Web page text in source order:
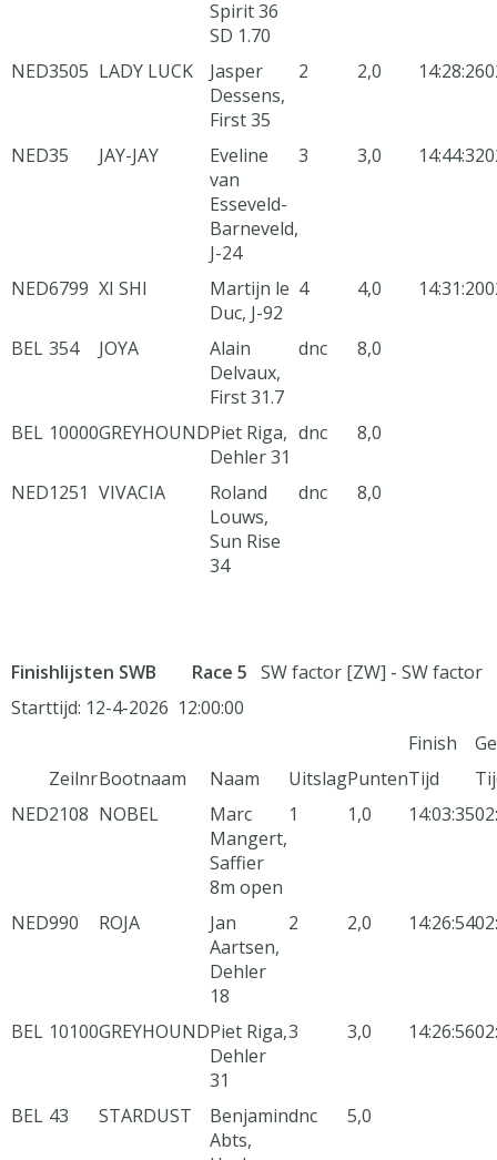
Spirit 36
SD 1.70
NED3505 LADY LUCK
Jasper
Dessens,
First 35
2 2,0 14:28:26
NED35 JAY-JAY
Eveline
van
Esseveld-
Barneveld,
J-24
3 3,0 14:44:32
NED6799 XI SHI
Martijn le
Duc, J-92
4 4,0 14:31:20
BEL 354 JOYA
Alain
Delvaux,
First 31.7
dnc 8,0
BEL 10000GREYHOUNDPiet Riga,
Dehler 31
dnc 8,0
NED1251 VIVACIA
Roland
Louws,
Sun Rise
34
dnc 8,0
Finishlijsten SWB Race 5 SW factor [ZW] - SW factor
Starttijd: 12-4-2026 12:00:00
Finish
ZeilnrBootnaam Naam UitslagPuntenTijd
NED2108 NOBEL
Marc
Mangert,
Saffier
8m open
1 1,0 14:03:35
NED990 ROJA
Jan
Aartsen,
Dehler
18
2 2,0 14:26:54
BEL 10100GREYHOUNDPiet Riga,
Dehler
31
3 3,0 14:26:56
BEL 43 STARDUST
Benjamin
Abts,
dnc 5,0